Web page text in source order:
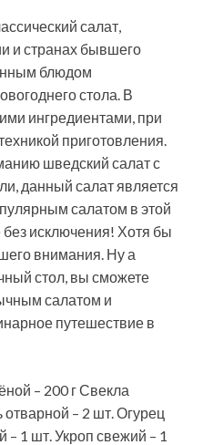
салат,
и странах бывшего
блюдом
стола. В
ингредиентами, при
приготовления.
шведский салат с
данный салат является
салатом в этой
без исключения! Хотя бы
внимания. Ну а
стол, вы сможете
салатом и
путешествие в
– 200 г Свекла
– 2 шт. Огурец
– 1 шт. Укроп свежий – 1